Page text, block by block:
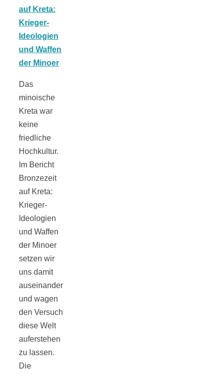
Das
minoische
Kreta war
keine
friedliche
Hochkultur.
Im Bericht
Bronzezeit
auf Kreta:
Krieger-
Ideologien
und Waffen
der Minoer
setzen wir
uns damit
auseinander
und wagen
den Versuch
diese Welt
auferstehen
zu lassen.
Die